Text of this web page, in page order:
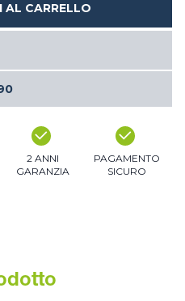
AL CARRELLO
2 ANNI
GARANZIA
PAGAMENTO
SICURO